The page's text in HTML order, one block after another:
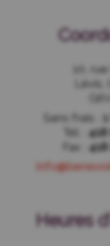
10,
Sans frais :
Tél. :
Fax :
Heures